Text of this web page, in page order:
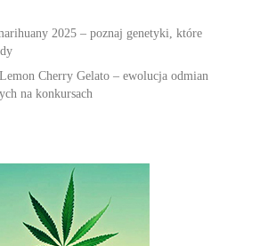
2025 – poznaj genetyki, które
Cherry Gelato – ewolucja odmian
na konkursach